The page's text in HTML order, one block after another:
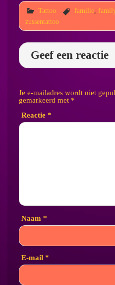
Tattoo familie,
zussentattoo
Geef een reactie
Je e-mailadres wordt niet
gemarkeerd met *
Reactie *
Naam *
E-mail *